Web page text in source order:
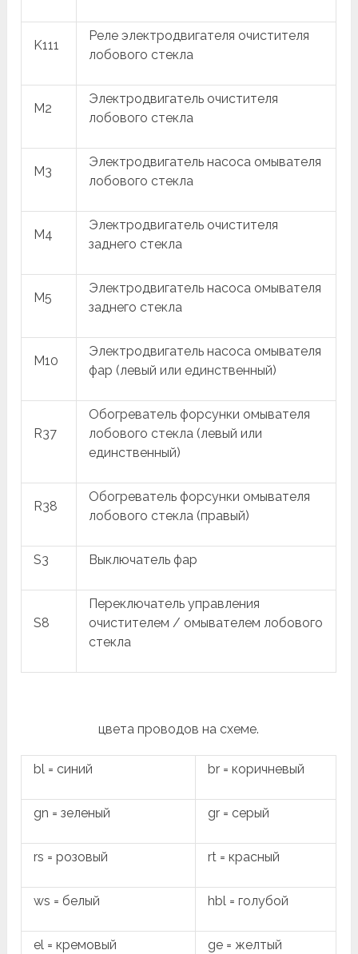
K111
Реле электродвигателя очистителя
лобового стекла
M2
Электродвигатель очистителя
лобового стекла
M3
Электродвигатель насоса омывателя
лобового стекла
M4
Электродвигатель очистителя
заднего стекла
M5
Электродвигатель насоса омывателя
заднего стекла
M10
Электродвигатель насоса омывателя
фар (левый или единственный)
R37
Обогреватель форсунки омывателя
лобового стекла (левый или
единственный)
R38
Обогреватель форсунки омывателя
лобового стекла (правый)
S3 Выключатель фар
S8
Переключатель управления
очистителем / омывателем лобового
стекла
цвета проводов на схеме.
bl = синий br = коричневый
gn = зеленый gr = серый
rs = розовый rt = красный
ws = белый hbl = голубой
el = кремовый ge = желтый